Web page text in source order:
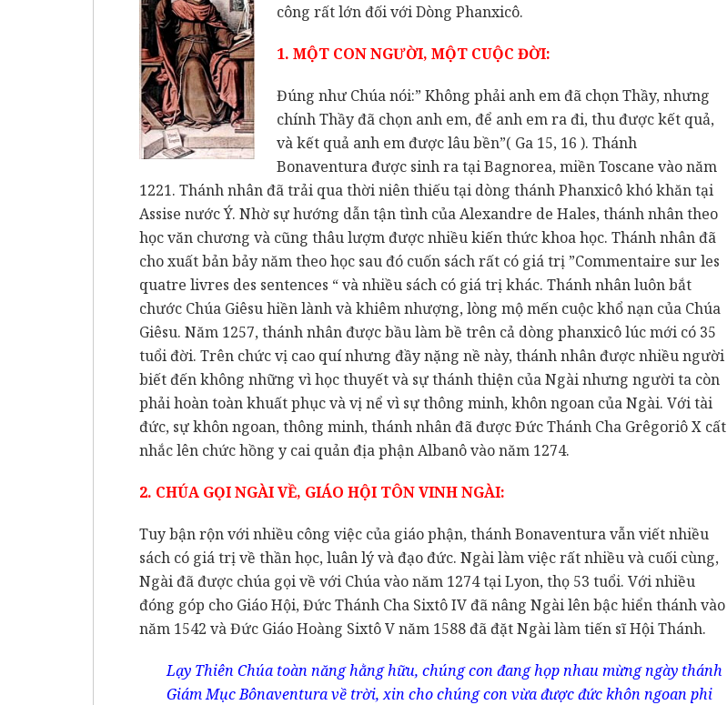
công rất lớn đối với Dòng Phanxicô.
1. MỘT CON NGƯỜI, MỘT CUỘC ĐỜI:
Đúng như Chúa nói:” Không phải anh em đã chọn Thầy, nhưng
chính Thầy đã chọn anh em, để anh em ra đi, thu được kết quả,
và kết quả anh em được lâu bền”( Ga 15, 16 ). Thánh
Bonaventura được sinh ra tại Bagnorea, miền Toscane vào năm
1221. Thánh nhân đã trải qua thời niên thiếu tại dòng thánh Phanxicô khó khăn tại
Assise nước Ý. Nhờ sự hướng dẫn tận tình của Alexandre de Hales, thánh nhân theo
học văn chương và cũng thâu lượm được nhiều kiến thức khoa học. Thánh nhân đã
cho xuất bản bảy năm theo học sau đó cuốn sách rất có giá trị ”Commentaire sur les
quatre livres des sentences “ và nhiều sách có giá trị khác. Thánh nhân luôn bắt
chước Chúa Giêsu hiền lành và khiêm nhượng, lòng mộ mến cuộc khổ nạn của Chúa
Giêsu. Năm 1257, thánh nhân được bầu làm bề trên cả dòng phanxicô lúc mới có 35
tuổi đời. Trên chức vị cao quí nhưng đầy nặng nề này, thánh nhân được nhiều người
biết đến không những vì học thuyết và sự thánh thiện của Ngài nhưng người ta còn
phải hoàn toàn khuất phục và vị nể vì sự thông minh, khôn ngoan của Ngài. Với tài
đức, sự khôn ngoan, thông minh, thánh nhân đã được Đức Thánh Cha Grêgoriô X cất
nhắc lên chức hồng y cai quản địa phận Albanô vào năm 1274.
2. CHÚA GỌI NGÀI VỀ, GIÁO HỘI TÔN VINH NGÀI:
Tuy bận rộn với nhiều công việc của giáo phận, thánh Bonaventura vẫn viết nhiều
sách có giá trị về thần học, luân lý và đạo đức. Ngài làm việc rất nhiều và cuối cùng,
Ngài đã được chúa gọi về với Chúa vào năm 1274 tại Lyon, thọ 53 tuổi. Với nhiều
đóng góp cho Giáo Hội, Đức Thánh Cha Sixtô IV đã nâng Ngài lên bậc hiển thánh vào
năm 1542 và Đức Giáo Hoàng Sixtô V năm 1588 đã đặt Ngài làm tiến sĩ Hội Thánh.
Lạy Thiên Chúa toàn năng hằng hữu, chúng con đang họp nhau mừng ngày thánh
Giám Mục Bônaventura về trời, xin cho chúng con vừa được đức khôn ngoan phi